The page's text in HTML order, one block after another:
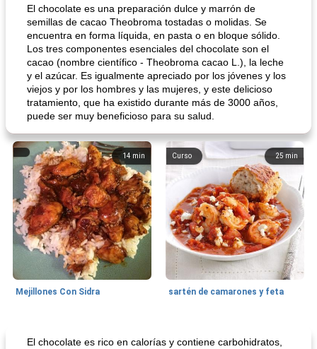
El chocolate es una preparación dulce y marrón de
semillas de cacao Theobroma tostadas o molidas. Se
encuentra en forma líquida, en pasta o en bloque sólido.
Los tres componentes esenciales del chocolate son el
cacao (nombre científico - Theobroma cacao L.), la leche
y el azúcar. Es igualmente apreciado por los jóvenes y los
viejos y por los hombres y las mujeres, y este delicioso
tratamiento, que ha existido durante más de 3000 años,
puede ser muy beneficioso para su salud.
14 min
Mejillones Con Sidra
25 min
Curso
sartén de camarones y feta
El chocolate es rico en calorías y contiene carbohidratos,